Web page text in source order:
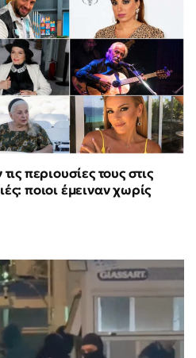
περιουσίες τους στις
ποιοι έμειναν χωρίς